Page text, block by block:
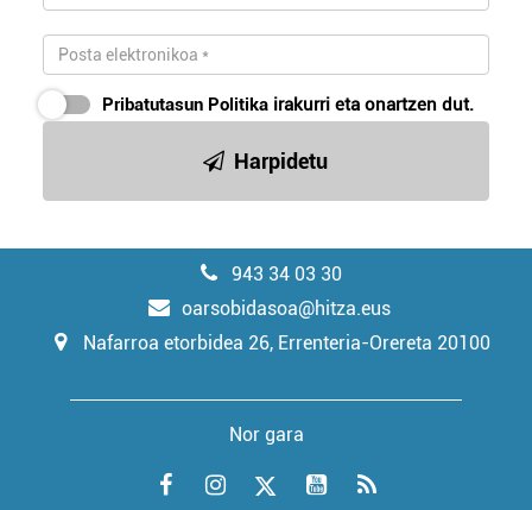
Pribatutasun Politika irakurri eta onartzen dut.
Harpidetu
943 34 03 30
oarsobidasoa@hitza.eus
Nafarroa etorbidea 26, Errenteria-Orereta 20100
Nor gara